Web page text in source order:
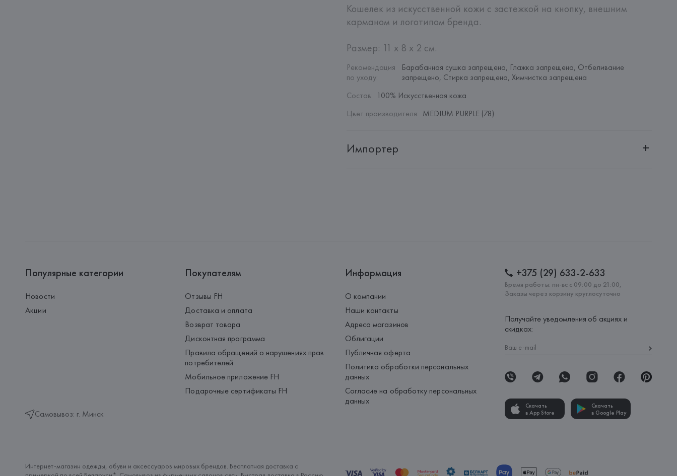
Кошелек из искусственной кожи с застежкой на кнопку, внешним
карманом и логотипом бренда.
Размер: 11 x 8 х 2 см.
Рекомендация
по уходу:
Барабанная сушка запрещена, Глажка запрещена, Отбеливание
запрещено, Стирка запрещена, Химчистка запрещена
Состав: 100% Искусственная кожа
Цвет производителя: MEDIUM PURPLE (78)
Импортер
Популярные категории
Новости
Акции
Самовывоз: г. Минск
Покупателям
Отзывы FH
Доставка и оплата
Возврат товара
Дисконтная программа
Правила обращений о нарушениях прав
потребителей
Мобильное приложение FH
Подарочные сертификаты FH
Информация
О компании
Наши контакты
Адреса магазинов
Облигации
Публичная оферта
Политика обработки персональных
данных
Согласие на обработку персональных
данных
+375 (29) 633-2-633
Время работы: пн-вс с 09:00 до 21:00,
Заказы через корзину круглосуточно
Получайте уведомления об акциях и
скидках:
Скачать
в App Store
Скачать
в Google Play
Интернет-магазин одежды, обуви и аксессуаров мировых брендов. Бесплатная доставка с